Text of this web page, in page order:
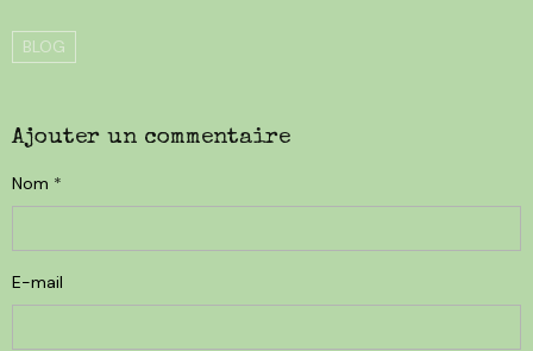
BLOG
Ajouter un commentaire
Nom
E-mail